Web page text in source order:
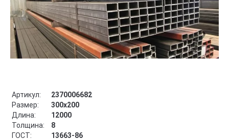
Артикул:
2370006682
Размер:
300x200
Длина:
12000
Толщина:
8
ГОСТ:
13663-86